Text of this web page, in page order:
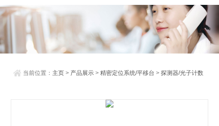
当前位置： 主页 > 产品展示 >精密定位系统/平移台 >探测器/光子计数